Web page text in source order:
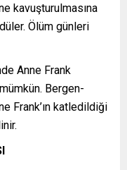
kavuşturulmasına
Ölüm günleri
Anne Frank
Bergen-
Frank’ın katledildiği